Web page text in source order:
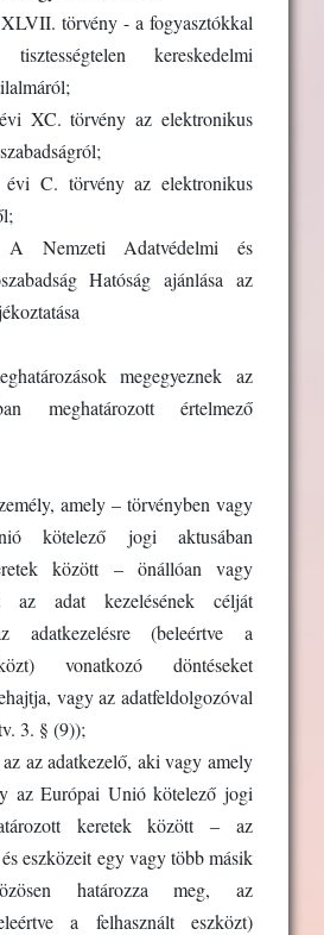
törvény - a fogyasztókkal
tisztességtelen kereskedelmi
XC. törvény az elektronikus
évi C. törvény az elektronikus
A Nemzeti Adatvédelmi és
Hatóság ajánlása az
megegyeznek az
meghatározott értelmező
amely – törvényben vagy
kötelező jogi aktusában
között – önállóan vagy
az adat kezelésének célját
adatkezelésre (beleértve a
vonatkozó döntéseket
vagy az adatfeldolgozóval
3. § (9));
az az adatkezelő, aki vagy amely
az Európai Unió kötelező jogi
keretek között – az
eszközeit egy vagy több másik
határozza meg, az
a felhasznált eszközt)